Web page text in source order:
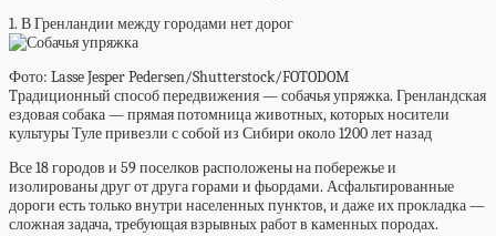
1. В Гренландии между городами нет дорог
Фото: Lasse Jesper Pedersen/Shutterstock/FOTODOM
Tрадиционный способ передвижения — собачья упряжка. Гренландская
ездовая собака — прямая потомница животных, которых носители
культуры Туле привезли с собой из Сибири около 1200 лет назад
Все 18 городов и 59 поселков расположены на побережье и
изолированы друг от друга горами и фьордами. Асфальтированные
дороги есть только внутри населенных пунктов, и даже их прокладка —
сложная задача, требующая взрывных работ в каменных породах.